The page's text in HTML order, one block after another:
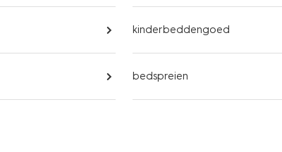
kinderbeddengoed
bedspreien